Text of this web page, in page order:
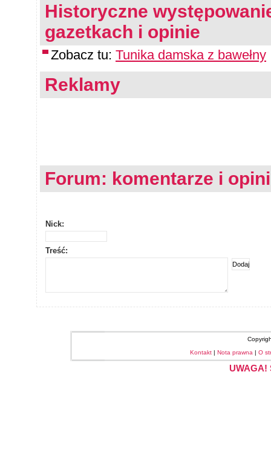
Historyczne
gazetkach i opinie
Zobacz tu: Tunika damska z bawełny
Reklamy
Forum: komentarze i
Nick:
Treść:
Kontakt | Nota prawna | O
UWAGA!